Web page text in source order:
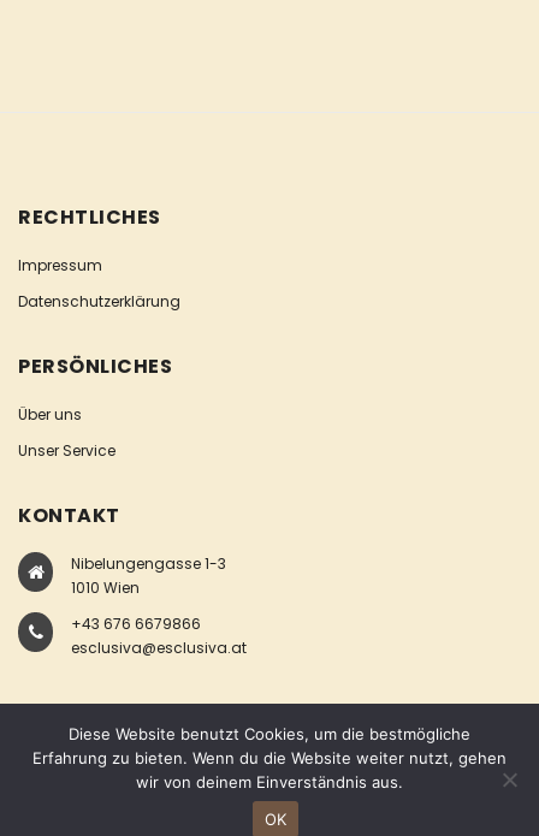
RECHTLICHES
Impressum
Datenschutzerklärung
PERSÖNLICHES
Über uns
Unser Service
KONTAKT
Nibelungengasse 1-3
1010 Wien
+43 676 6679866
esclusiva@esclusiva.at
COPYRIGHT © ESCLUSIVA
Diese Website benutzt Cookies, um die bestmögliche
Erfahrung zu bieten. Wenn du die Website weiter nutzt, gehen
wir von deinem Einverständnis aus.
OK